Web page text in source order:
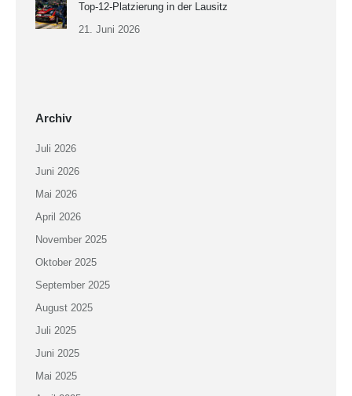
Top-12-Platzierung in der Lausitz
21. Juni 2026
Archiv
Juli 2026
Juni 2026
Mai 2026
April 2026
November 2025
Oktober 2025
September 2025
August 2025
Juli 2025
Juni 2025
Mai 2025